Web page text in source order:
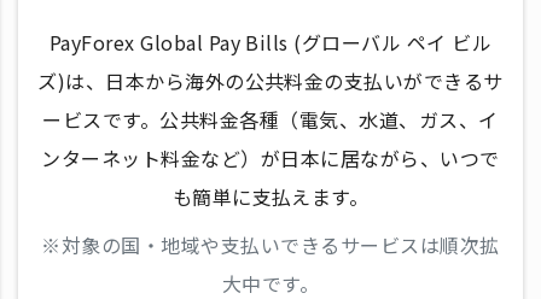
PayForex Global Pay Bills (グローバル ペイ ビル
ズ)は、日本から海外の公共料金の支払いができるサ
ービスです。公共料金各種（電気、水道、ガス、イ
ンターネット料金など）が日本に居ながら、いつで
も簡単に支払えます。
※対象の国・地域や支払いできるサービスは順次拡
大中です。